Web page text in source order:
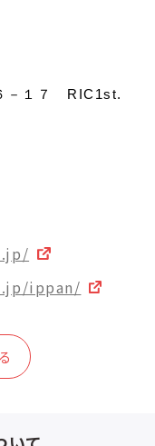
－１７ RIC1st.
ippan/